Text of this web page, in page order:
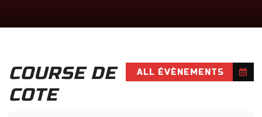
ALL ÉVÈNEMENTS
COURSE DE
COTE